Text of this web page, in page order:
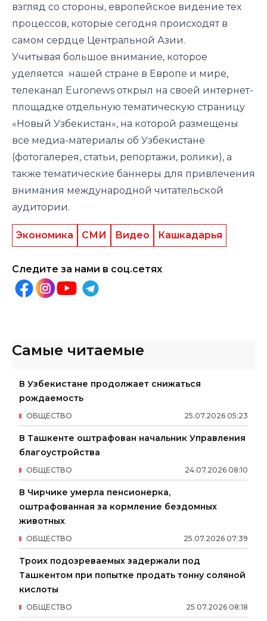
взгляд со стороны, европейское видение тех
процессов, которые сегодня происходят в
самом сердце Центральной Азии.
Учитывая большое внимание, которое
уделяется нашей стране в Европе и мире,
телеканал Euronews открыл на своей интернет-
площадке отдельную тематическую страницу
«Новый Узбекистан», на которой размещены
все медиа-материалы об Узбекистане
(фотогалерея, статьи, репортажи, ролики), а
также тематические баннеры для привлечения
внимания международной читательской
аудитории.
Экономика СМИ Видео Кашкадарья
Следите за нами в соц.сетях
Самые читаемые
В Узбекистане продолжает снижаться
рождаемость
25.07.2026 05:23
ОБЩЕСТВО
В Ташкенте оштрафован начальник Управления
благоустройства
24.07.2026 08:10
ОБЩЕСТВО
В Чирчике умерла пенсионерка,
оштрафованная за кормление бездомных
животных
25.07.2026 07:39
ОБЩЕСТВО
Троих подозреваемых задержали под
Ташкентом при попытке продать тонну соляной
кислоты
25.07.2026 08:18
ОБЩЕСТВО